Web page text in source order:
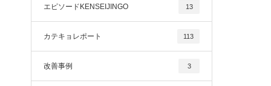
エピソードKENSEIJINGO 13
カテキョレポート 113
改善事例 3